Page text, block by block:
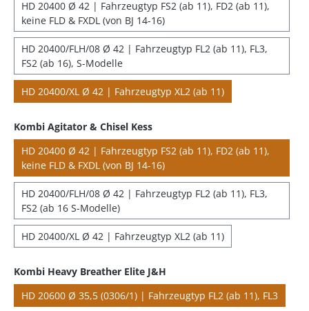
HD 20400 Ø 42 | Fahrzeugtyp FS2 (ab 11), FD2 (ab 11),
keine FLD & FXDL (von BJ 14-16)
HD 20400/FLH/08 Ø 42 | Fahrzeugtyp FL2 (ab 11), FL3,
FS2 (ab 16), S-Modelle
HD 20400/XL Ø 42 | Fahrzeugtyp XL2 (ab 11)
Kombi Agitator & Chisel Kess
HD 20400 Ø 42 | Fahrzeugtyp FS2 (ab 11), FD2 (ab 11),
keine FLD & FXDL (von BJ 14-16)
HD 20400/FLH/08 Ø 42 | Fahrzeugtyp FL2 (ab 11), FL3,
FS2 (ab 16 S-Modelle)
HD 20400/XL Ø 42 | Fahrzeugtyp XL2 (ab 11)
Kombi Heavy Breather Elite J&H
HD 20600 Ø 35,5 (0306/1) | Fahrzeugtyp FL2 (ab 11), FL3